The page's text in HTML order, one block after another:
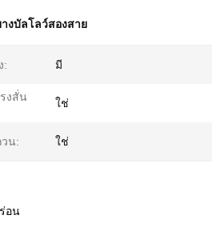
งบัลโลว์สองสาย
: มี
งสั่น ใช่
วน: ใช่
อน